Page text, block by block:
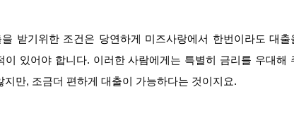
을 받기위한 조건은 당연하게 미즈사랑에서 한번이라도 대출
이 있어야 합니다. 이러한 사람에게는 특별히 금리를 우대해
지만, 조금더 편하게 대출이 가능하다는 것이지요.